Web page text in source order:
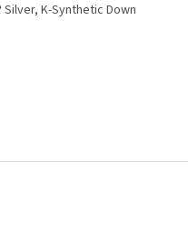
K-Synthetic Down